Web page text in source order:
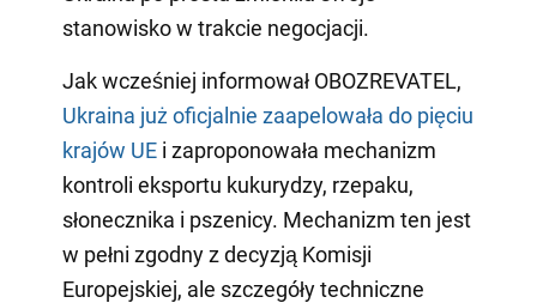
stanowisko w trakcie negocjacji.
Jak wcześniej informował OBOZREVATEL,
Ukraina już oficjalnie zaapelowała do pięciu
krajów UEi zaproponowała mechanizm
kontroli eksportu kukurydzy, rzepaku,
słonecznika i pszenicy. Mechanizm ten jest
w pełni zgodny z decyzją Komisji
Europejskiej, ale szczegóły techniczne